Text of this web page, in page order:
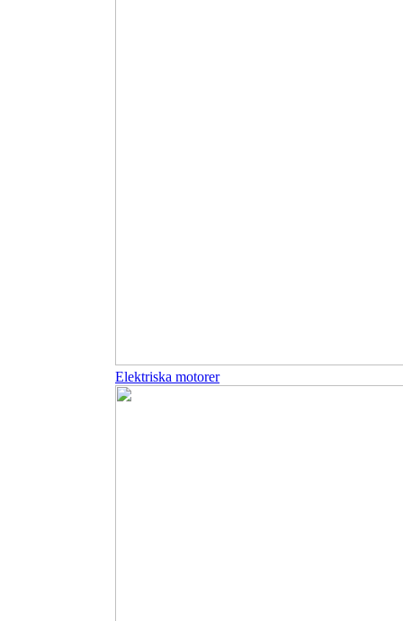
Elektriska motorer